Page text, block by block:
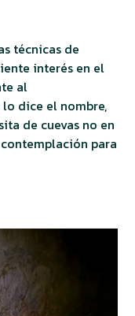
técnicas de
interés en el
al
dice el nombre,
de cuevas no en
para